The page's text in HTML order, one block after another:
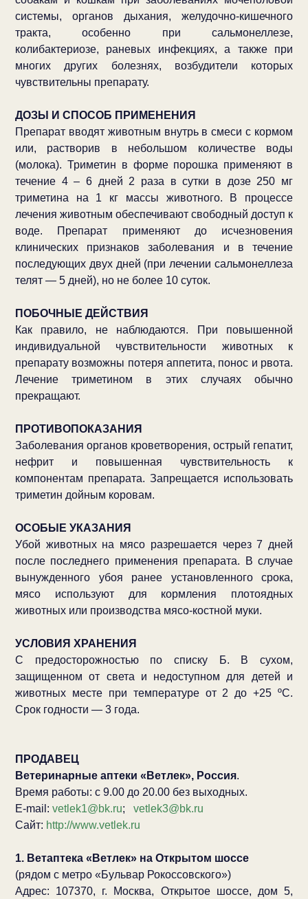
системы, органов дыхания, желудочно-кишечного
тракта, особенно при сальмонеллезе,
колибактериозе, раневых инфекциях, а также при
многих других болезнях, возбудители которых
чувствительны препарату.
ДОЗЫ И СПОСОБ ПРИМЕНЕНИЯ
Препарат вводят животным внутрь в смеси с кормом
или, растворив в небольшом количестве воды
(молока). Триметин в форме порошка применяют в
течение 4 – 6 дней 2 раза в сутки в дозе 250 мг
триметина на 1 кг массы животного. В процессе
лечения животным обеспечивают свободный доступ к
воде. Препарат применяют до исчезновения
клинических признаков заболевания и в течение
последующих двух дней (при лечении сальмонеллеза
телят — 5 дней), но не более 10 суток.
ПОБОЧНЫЕ ДЕЙСТВИЯ
Как правило, не наблюдаются. При повышенной
индивидуальной чувствительности животных к
препарату возможны потеря аппетита, понос и рвота.
Лечение триметином в этих случаях обычно
прекращают.
ПРОТИВОПОКАЗАНИЯ
Заболевания органов кроветворения, острый гепатит,
нефрит и повышенная чувствительность к
компонентам препарата. Запрещается использовать
триметин дойным коровам.
ОСОБЫЕ УКАЗАНИЯ
Убой животных на мясо разрешается через 7 дней
после последнего применения препарата. В случае
вынужденного убоя ранее установленного срока,
мясо используют для кормления плотоядных
животных или производства мясо-костной муки.
УСЛОВИЯ ХРАНЕНИЯ
С предосторожностью по списку Б. В сухом,
защищенном от света и недоступном для детей и
животных месте при температуре от 2 до +25 ºС.
Срок годности — 3 года.
ПРОДАВЕЦ
Ветеринарные аптеки «Ветлек», Россия.
Время работы: с 9.00 до 20.00 без выходных.
E-mail: vetlek1@bk.ru; vetlek3@bk.ru
Сайт: http://www.vetlek.ru
1. Ветаптека «Ветлек» на Открытом шоссе
(рядом с метро «Бульвар Рокоссовского»)
Адрес: 107370, г. Москва, Открытое шоссе, дом 5,